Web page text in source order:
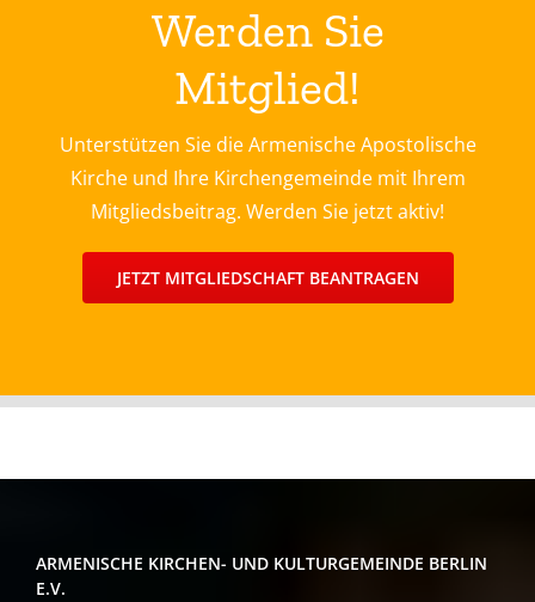
Werden Sie
Mitglied!
Unterstützen Sie die Armenische Apostolische
Kirche und Ihre Kirchengemeinde mit Ihrem
Mitgliedsbeitrag. Werden Sie jetzt aktiv!
JETZT MITGLIEDSCHAFT BEANTRAGEN
ARMENISCHE KIRCHEN- UND KULTURGEMEINDE BERLIN
E.V.